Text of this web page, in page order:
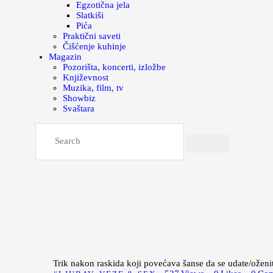
Egzotična jela
Slatkiši
Pića
Praktični saveti
Čišćenje kuhinje
Magazin
Pozorišta, koncerti, izložbe
Književnost
Muzika, film, tv
Showbiz
Svaštara
Trik nakon raskida koji povećava šanse da se udate/